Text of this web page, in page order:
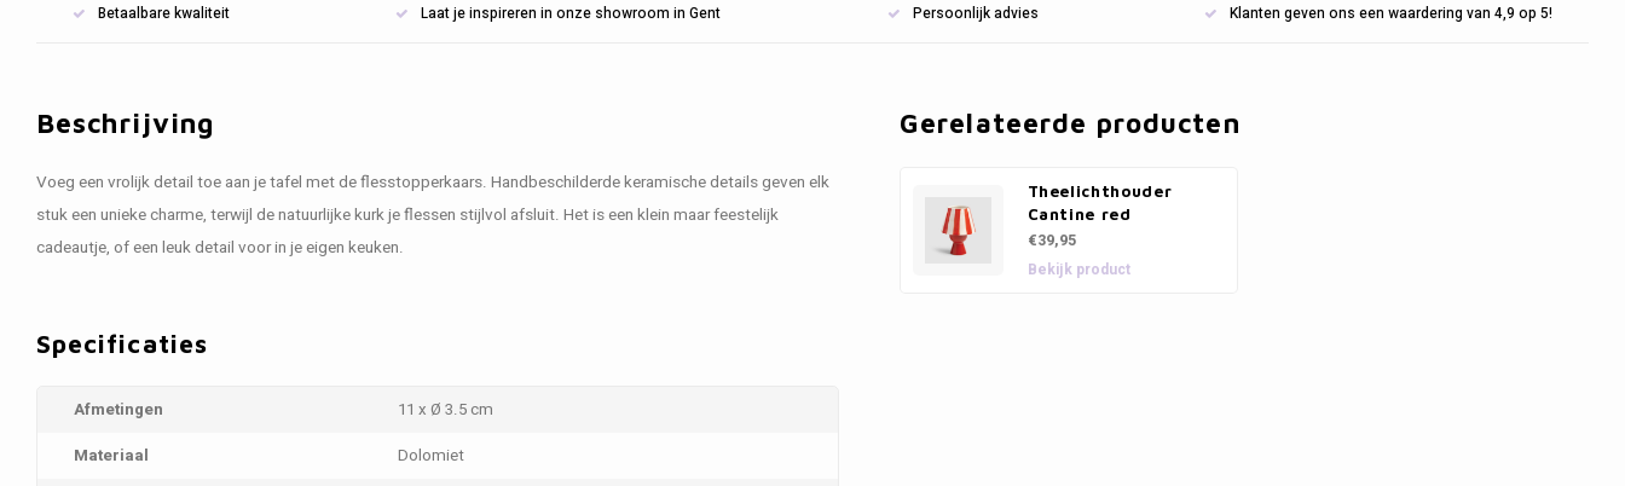
Betaalbare kwaliteit Laat je inspireren in onze showroom in Gent Persoonlijk advies Klanten geven ons een waardering van 4,9 op 5!
Beschrijving
Voeg een vrolijk detail toe aan je tafel met de flesstopperkaars. Handbeschilderde keramische details geven elk
stuk een unieke charme, terwijl de natuurlijke kurk je flessen stijlvol afsluit. Het is een klein maar feestelijk
cadeautje, of een leuk detail voor in je eigen keuken.
Specificaties
Afmetingen
11 x Ø 3.5 cm
Materiaal
Dolomiet
Gerelateerde producten
Theelichthouder
Cantine red
€39,95
Bekijk product